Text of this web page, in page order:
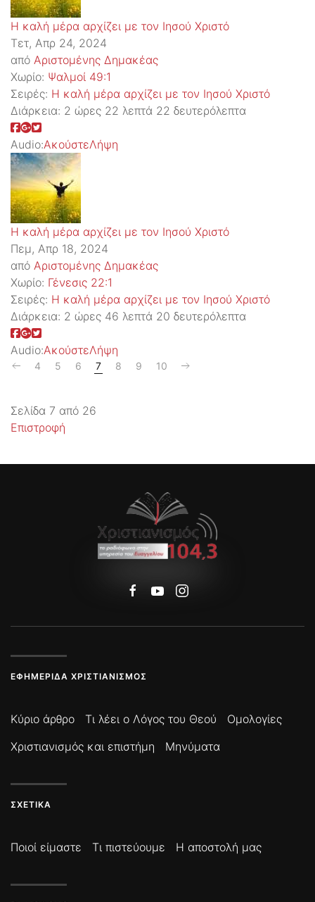
Η καλή μέρα αρχίζει με τον Ιησού Χριστό
Τετ, Απρ 24, 2024
από Αριστομένης Δημακέας
Χωρίο: Ψαλμοί 49:1
Σειρές: Η καλή μέρα αρχίζει με τον Ιησού Χριστό
Διάρκεια: 2 ώρες 22 λεπτά 22 δευτερόλεπτα
Audio:ΑκούστεΛήψη
Η καλή μέρα αρχίζει με τον Ιησού Χριστό
Πεμ, Απρ 18, 2024
από Αριστομένης Δημακέας
Χωρίο: Γένεσις 22:1
Σειρές: Η καλή μέρα αρχίζει με τον Ιησού Χριστό
Διάρκεια: 2 ώρες 46 λεπτά 20 δευτερόλεπτα
Audio:ΑκούστεΛήψη
4 5 6 7 8 9 10
Σελίδα 7 από 26
Επιστροφή
ΕΦΗΜΕΡΊΔΑ ΧΡΙΣΤΙΑΝΙΣΜΌΣ
Κύριο άρθρο Τι λέει ο Λόγος του Θεού
Ομολογίες
Χριστιανισμός και επιστήμη
Μηνύματα
ΣΧΕΤΙΚΆ
Ποιοί είμαστε Τι πιστεύουμε Η αποστολή μας